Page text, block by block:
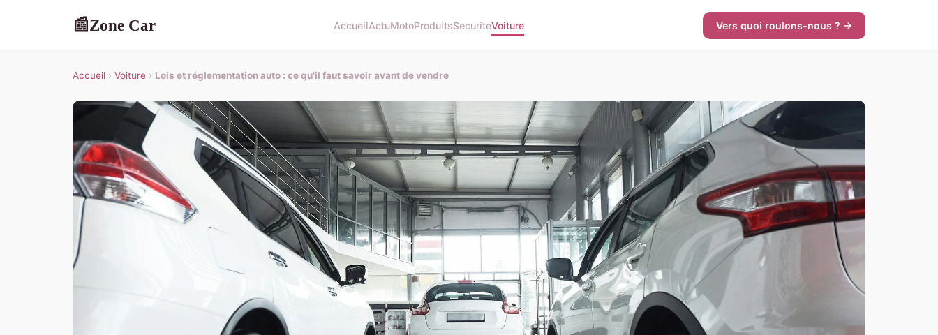
📰Zone Car AccueilActuMotoProduitsSecuriteVoiture Vers quoi roulons-nous ? →
Accueil › Voiture › Lois et réglementation auto : ce qu'il faut savoir avant de vendre